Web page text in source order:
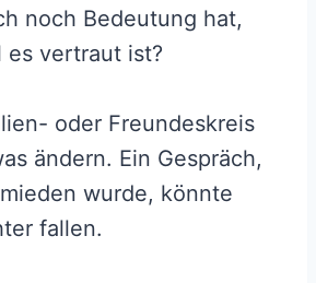
noch Bedeutung hat,
es vertraut ist?
oder Freundeskreis
ändern. Ein Gespräch,
wurde, könnte
fallen.